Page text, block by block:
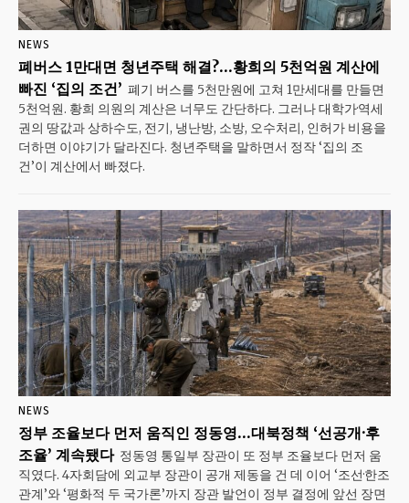
NEWS
폐버스 1만대면 청년주택 해결?…황희의 5천억원 계산에
빠진 ‘집의 조건’ 폐기 버스를 5천만원에 고쳐 1만세대를 만들면
5천억원. 황희 의원의 계산은 너무도 간단하다. 그러나 대학가·역세
권의 땅값과 상하수도, 전기, 냉난방, 소방, 오수처리, 인허가 비용을
더하면 이야기가 달라진다. 청년주택을 말하면서 정작 ‘집의 조
건’이 계산에서 빠졌다.
NEWS
정부 조율보다 먼저 움직인 정동영…대북정책 ‘선공개·후
조율’ 계속됐다 정동영 통일부 장관이 또 정부 조율보다 먼저 움
직였다. 4자회담에 외교부 장관이 공개 제동을 건 데 이어 ‘조선·한조
관계’와 ‘평화적 두 국가론’까지 장관 발언이 정부 결정에 앞선 장면